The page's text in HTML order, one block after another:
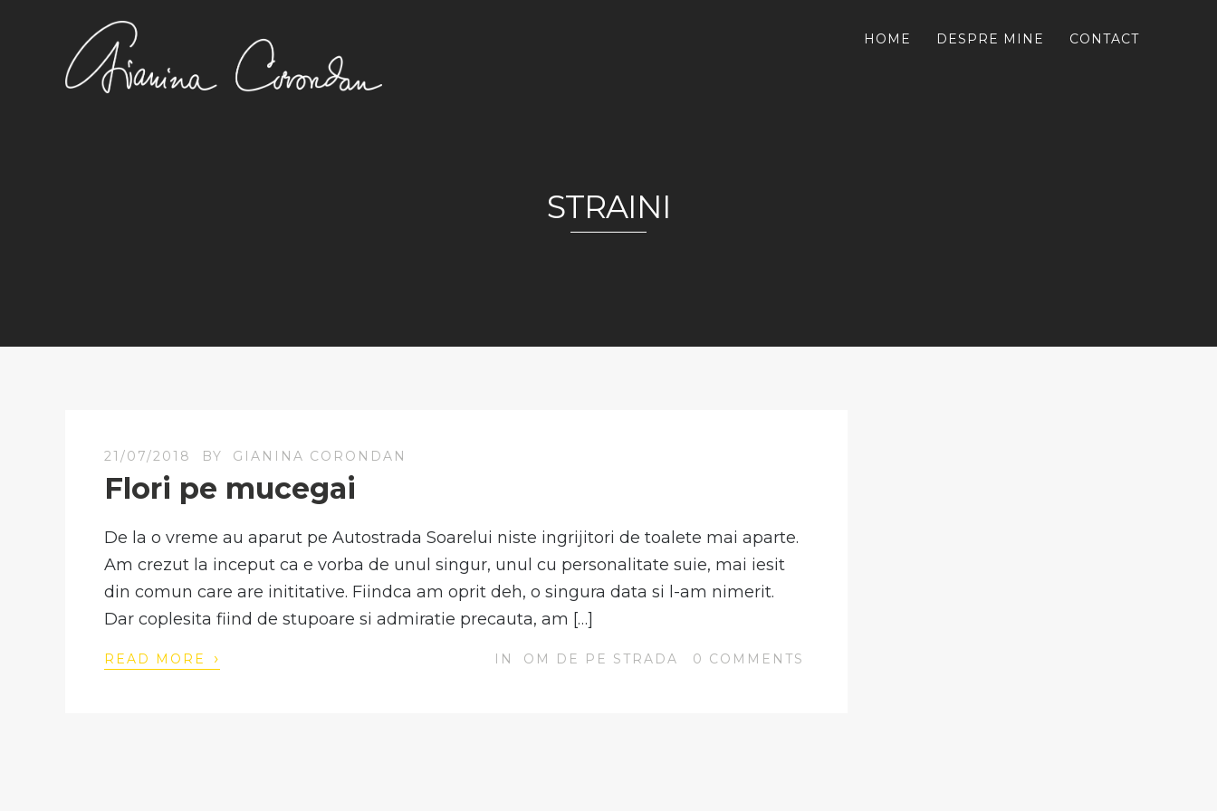
HOME DESPRE MINE CONTACT
STRAINI
21/07/2018 BY GIANINA CORONDAN
Flori pe mucegai
De la o vreme au aparut pe Autostrada Soarelui niste ingrijitori de toalete mai aparte.
Am crezut la inceput ca e vorba de unul singur, unul cu personalitate suie, mai iesit
din comun care are inititative. Fiindca am oprit deh, o singura data si l-am nimerit.
Dar coplesita fiind de stupoare si admiratie precauta, am […]
READ MORE › IN OM DE PE STRADA 0 COMMENTS